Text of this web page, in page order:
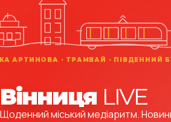
Вінниця LIVE
Щоденний міський медіаритм.